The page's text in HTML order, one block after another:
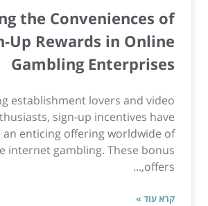
the Conveniences of
Up Rewards in Online
Gambling Enterprises
establishment lovers and video
sign-up incentives have
an enticing offering worldwide of
internet gambling. These bonus
offers,...
קרא עוד »